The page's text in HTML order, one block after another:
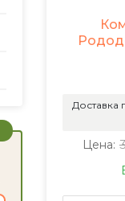
Доставка
Цена: